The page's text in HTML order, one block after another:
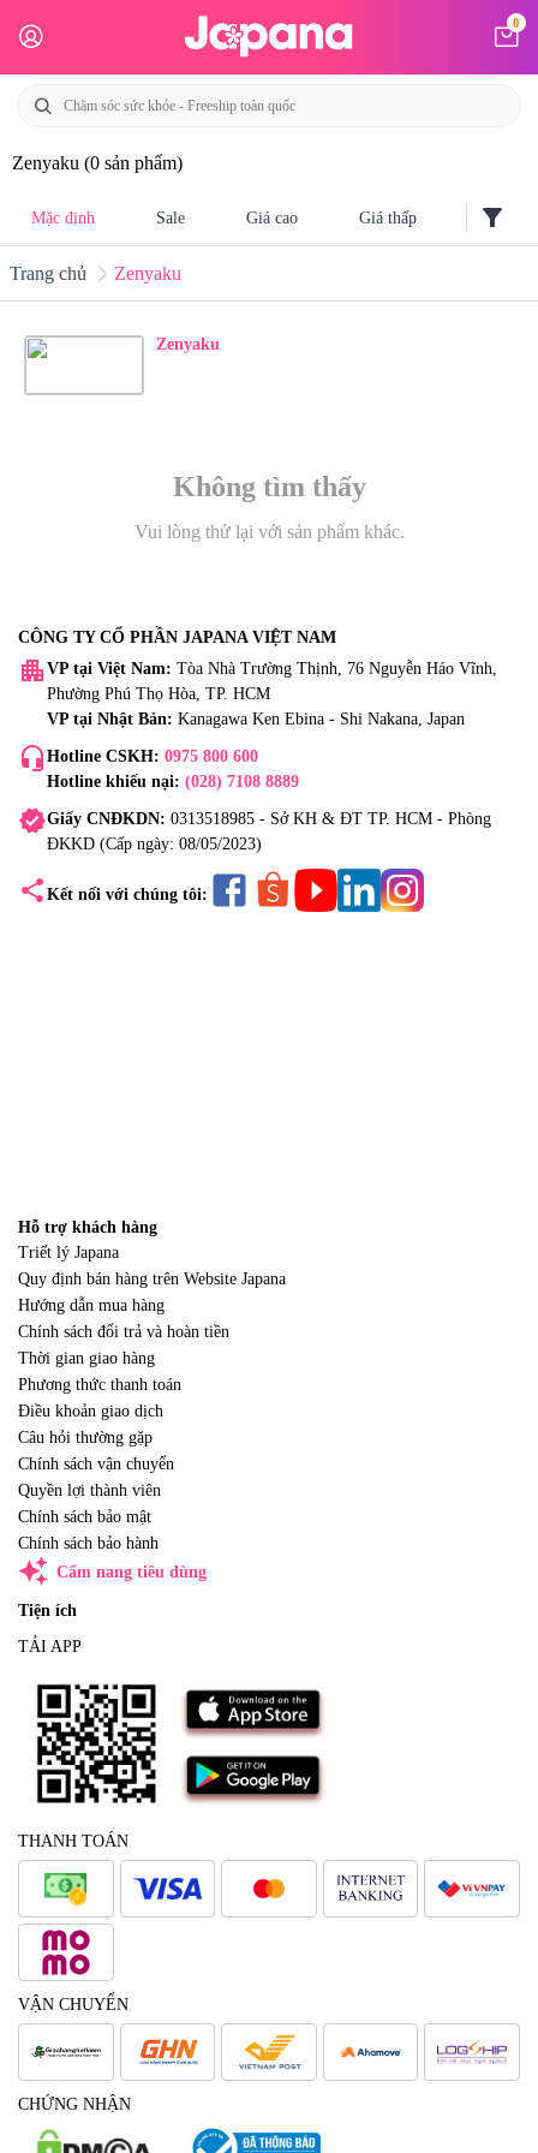
0
Zenyaku (0 sản phẩm)
Mặc định Sale Giá cao Giá thấp filter_alt
Trang chủ Zenyaku
Zenyaku
Không tìm thấy
Vui lòng thử lại với sản phẩm khác.
CÔNG TY CỔ PHẦN JAPANA VIỆT NAM
apartment VP tại Việt Nam: Tòa Nhà Trường Thịnh, 76 Nguyễn Háo Vĩnh,
Phường Phú Thọ Hòa, TP. HCM
VP tại Nhật Bản: Kanagawa Ken Ebina - Shi Nakana, Japan
headset_mic Hotline CSKH: 0975 800 600
Hotline khiếu nại: (028) 7108 8889
verifiedGiấy CNĐKDN: 0313518985 - Sở KH & ĐT TP. HCM - Phòng
ĐKKD (Cấp ngày: 08/05/2023)
share Kết nối với chúng tôi:
Hỗ trợ khách hàng
Triết lý Japana
Quy định bán hàng trên Website Japana
Hướng dẫn mua hàng
Chính sách đổi trả và hoàn tiền
Thời gian giao hàng
Phương thức thanh toán
Điều khoản giao dịch
Câu hỏi thường gặp
Chính sách vận chuyển
Quyền lợi thành viên
Chính sách bảo mật
Chính sách bảo hành
auto_awesome Cẩm nang tiêu dùng
Tiện ích
TẢI APP
THANH TOÁN
VẬN CHUYỂN
CHỨNG NHẬN